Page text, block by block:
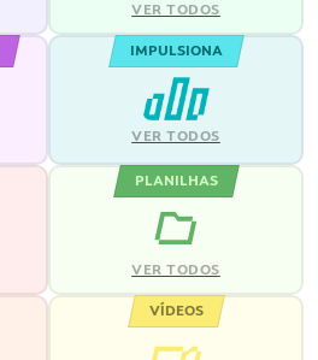
VER TODOS
IMPULSIONA
VER TODOS
PLANILHAS
VER TODOS
VÍDEOS